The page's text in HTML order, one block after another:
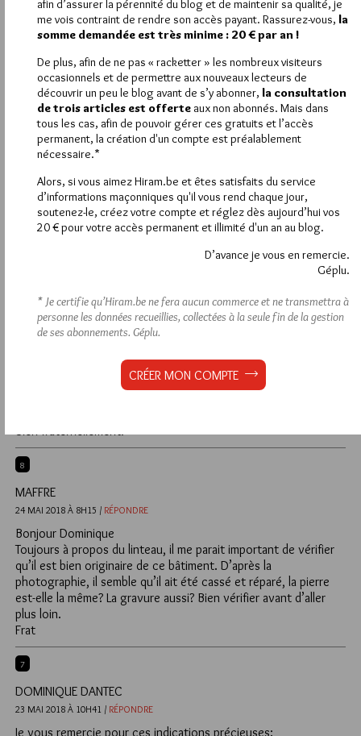
Pour faire suite à la remarque judicieuse de Maffre, ce linteau a
été fortement restauré. Seule la partie ornée est ancienne, on
le voit très bien à la couleur des voussoirs qui l’encadrent et
au manque de profondeur du double filet surmontant la
moulure.
Il serait intéressant d’en savoir davantage sur cette maison et
les travaux de restauration qu’elle a subi récemment.
L’inventaire du patrimoine architectural de cette commune,
réalisé par le SDAP en 2011, ne mentionne pas ce linteau. Il
peut y avoir des oublis, mais il n’est pas impossible que ce
Pour voir un pic comparable à celui de ce linteau, voici le lien
vers une photographie :
https://www.facebook.com/photo.php?
fbid=110924942304372&l=87b5bef51f
JEAN-MICHEL MATHONIÈRE
27 MAI 2018 À 18H17 / RÉPONDRE
XVIIe siècle, voire du début du XVIIIe.
Je serais volontiers preneur d’un cliché en haute résolution afin
Bien fraternellement.
8
MAFFRE
24 MAI 2018 À 8H15 / RÉPONDRE
Bonjour Dominique
Toujours à propos du linteau, il me parait important de vérifier
qu’il est bien originaire de ce bâtiment. D’après la
photographie, il semble qu’il ait été cassé et réparé, la pierre
est-elle la même? La gravure aussi? Bien vérifier avant d’aller
plus loin.
Frat
7
DOMINIQUE DANTEC
23 MAI 2018 À 10H41 / RÉPONDRE
Je vous remercie pour ces indications précieuses:
afin d’assurer la pérennité du blog et de maintenir sa qualité, je
me vois contraint de rendre son accès payant. Rassurez-vous, la
somme demandée est très minime : 20 € par an !
De plus, afin de ne pas « racketter » les nombreux visiteurs
occasionnels et de permettre aux nouveaux lecteurs de
découvrir un peu le blog avant de s’y abonner, la consultation
de trois articles est offerte aux non abonnés. Mais dans
tous les cas, afin de pouvoir gérer ces gratuits et l’accès
permanent, la création d'un compte est préalablement
nécessaire.*
Alors, si vous aimez Hiram.be et êtes satisfaits du service
d’informations maçonniques qu'il vous rend chaque jour,
soutenez-le, créez votre compte et réglez dès aujourd’hui vos
20 € pour votre accès permanent et illimité d'un an au blog.
D’avance je vous en remercie.
Géplu.
* Je certifie qu’Hiram.be ne fera aucun commerce et ne transmettra à
personne les données recueillies, collectées à la seule fin de la gestion
de ses abonnements. Géplu.
CRÉER MON COMPTE